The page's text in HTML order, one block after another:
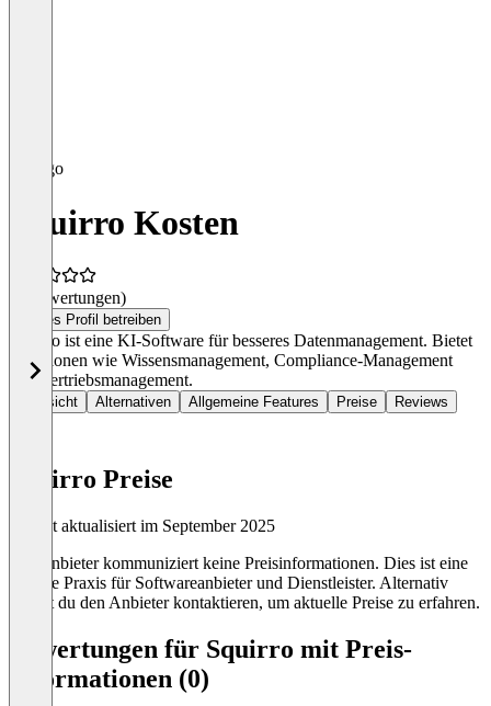
Squirro Kosten
(0 Bewertungen)
Dieses Profil betreiben
Squirro ist eine KI-Software für besseres Datenmanagement. Bietet
Funktionen wie Wissensmanagement, Compliance-Management
und Vertriebsmanagement.
Übersicht Alternativen Allgemeine Features Preise Reviews
Squirro Preise
Zuletzt aktualisiert im September 2025
Der Anbieter kommuniziert keine Preisinformationen. Dies ist eine
übliche Praxis für Softwareanbieter und Dienstleister. Alternativ
kannst du den Anbieter kontaktieren, um aktuelle Preise zu erfahren.
Bewertungen für Squirro mit Preis-
Informationen (0)